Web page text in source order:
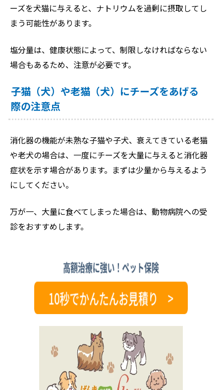
ーズを犬猫に与えると、ナトリウムを過剰に摂取してし
まう可能性があります。
塩分量は、健康状態によって、制限しなければならない
場合もあるため、注意が必要です。
子猫（犬）や老猫（犬）にチーズをあげる
際の注意点
消化器の機能が未熟な子猫や子犬、衰えてきている老猫
や老犬の場合は、一度にチーズを大量に与えると消化器
症状を示す場合があります。まずは少量から与えるよう
にしてください。
万が一、大量に食べてしまった場合は、動物病院への受
診をおすすめします。